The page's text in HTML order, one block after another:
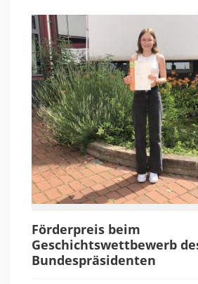
Förderpreis beim
Geschichtswettbewerb
Bundespräsidenten